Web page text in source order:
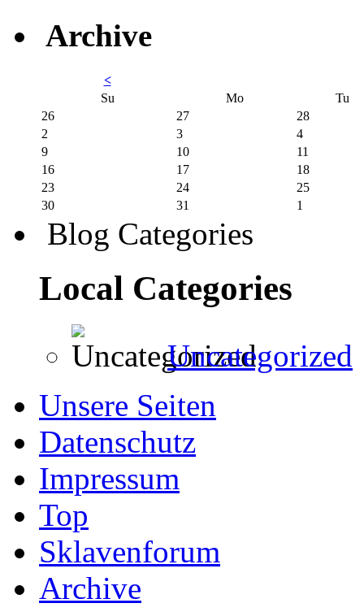
Archive
<
Su
Mo
Tu
26
27
28
2
3
4
9
10
11
16
17
18
23
24
25
30
31 1
Blog Categories
Local Categories
Uncategorized
Unsere Seiten
Datenschutz
Impressum
Top
Sklavenforum
Archive